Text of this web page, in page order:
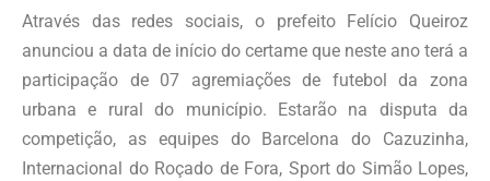
Através das redes sociais, o prefeito Felício Queiroz
anunciou a data de início do certame que neste ano terá a
participação de 07 agremiações de futebol da zona
urbana e rural do município. Estarão na disputa da
competição, as equipes do Barcelona do Cazuzinha,
Internacional do Roçado de Fora, Sport do Simão Lopes,